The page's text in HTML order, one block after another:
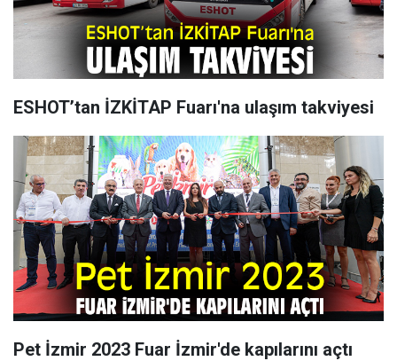
ESHOT’tan İZKİTAP Fuarı'na ulaşım takviyesi
Pet İzmir 2023 Fuar İzmir'de kapılarını açtı